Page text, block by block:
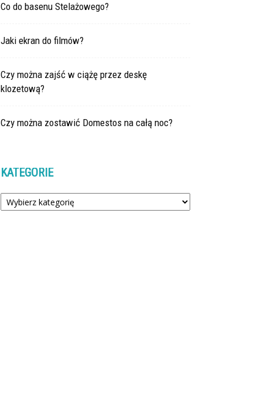
Co do basenu Stelażowego?
Jaki ekran do filmów?
Czy można zajść w ciążę przez deskę
klozetową?
Czy można zostawić Domestos na całą noc?
KATEGORIE
Kategorie